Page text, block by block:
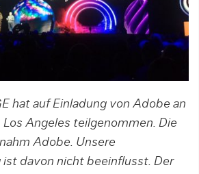
hat auf Einladung von Adobe an
Angeles teilgenommen. Die
Adobe. Unsere
davon nicht beeinflusst. Der